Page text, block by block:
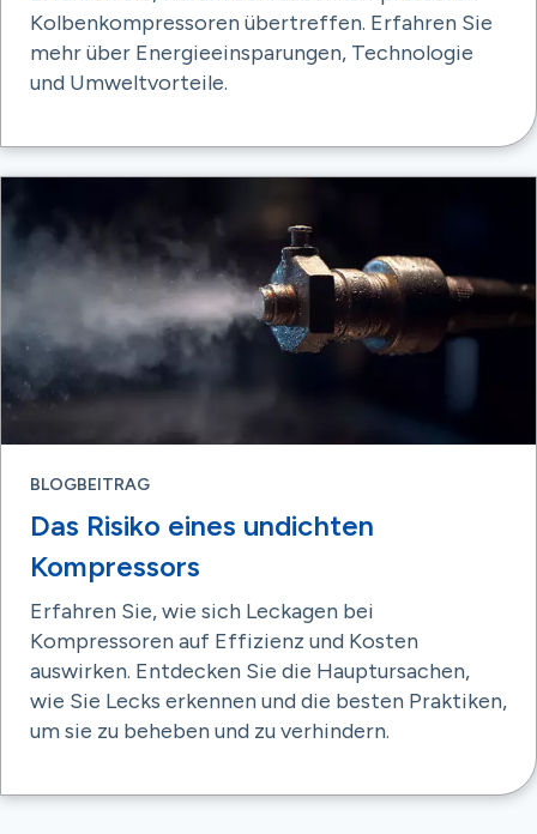
Kolbenkompressoren übertreffen. Erfahren Sie
mehr über Energieeinsparungen, Technologie
und Umweltvorteile.
BLOGBEITRAG
Das Risiko eines undichten
Kompressors
Erfahren Sie, wie sich Leckagen bei
Kompressoren auf Effizienz und Kosten
auswirken. Entdecken Sie die Hauptursachen,
wie Sie Lecks erkennen und die besten Praktiken,
um sie zu beheben und zu verhindern.